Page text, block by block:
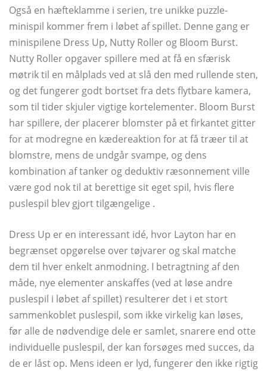
Også en hæfteklamme i serien, tre unikke puzzle-
minispil kommer frem i løbet af spillet. Denne gang er
minispilene Dress Up, Nutty Roller og Bloom Burst.
Nutty Roller opgaver spillere med at få en sfærisk
møtrik til en målplads ved at slå den med rullende sten,
og det fungerer godt bortset fra dets flytbare kamera,
som til tider skjuler vigtige kortelementer. Bloom Burst
har spillere, der placerer blomster på et firkantet gitter
for at modregne en kædereaktion for at få træer til at
blomstre, mens de undgår svampe, og dens
kombination af tanker og deduktiv ræsonnement ville
være god nok til at berettige sit eget spil, hvis flere
puslespil blev gjort tilgængelige .
Dress Up er en interessant idé, hvor Layton har en
begrænset opgørelse over tøjvarer og skal matche
dem til hver enkelt anmodning. I betragtning af den
måde, nye elementer anskaffes (ved at løse andre
puslespil i løbet af spillet) resulterer det i et stort
sammenkoblet puslespil, som ikke virkelig kan løses,
før alle de nødvendige dele er samlet, snarere end otte
individuelle puslespil, der kan forsøges med succes, da
de er låst op. Mens ideen er lyd, fungerer den ikke rigtig